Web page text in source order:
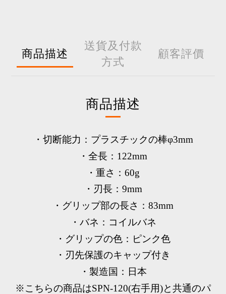
商品描述
送貨及付款
方式
顧客評價
商品描述
・切断能力：プラスチックの棒φ3mm
・全長：122mm
・重さ：60g
・刃長：9mm
・グリップ部の長さ：83mm
・バネ：コイルバネ
・グリップの色：ピンク色
・刃先保護のキャップ付き
・製造国：日本
※こちらの商品はSPN-120(右手用)と共通のパ